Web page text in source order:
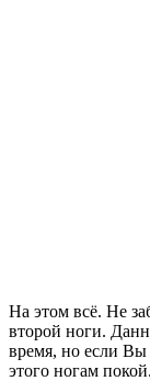
На этом всё. Не
второй ноги.
время, но если Вы
этого ногам